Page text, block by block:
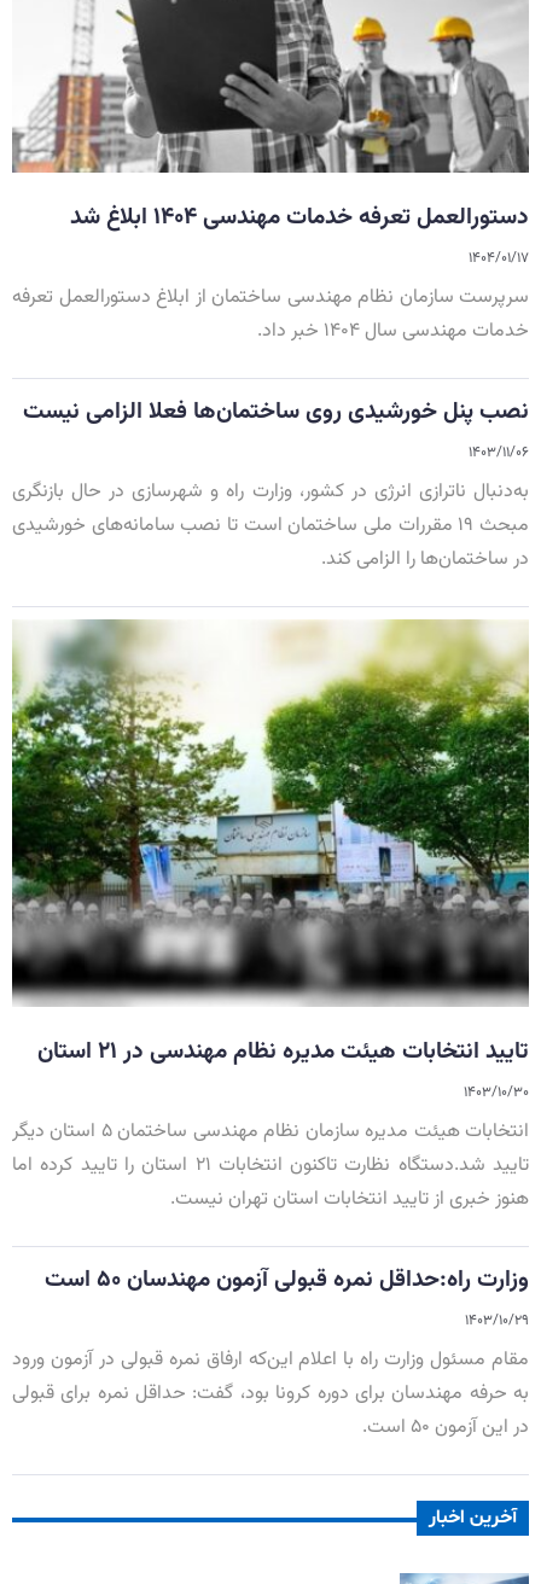
دستورالعمل تعرفه خدمات مهندسی ۱۴۰۴ ابلاغ شد
۱۴۰۴/۰۱/۱۷
سرپرست سازمان نظام مهندسی ساختمان از ابلاغ دستورالعمل تعرفه
خدمات مهندسی سال ۱۴۰۴ خبر داد.
نصب پنل خورشیدی روی ساختمان‌ها فعلا الزامی نیست
۱۴۰۳/۱۱/۰۶
به‌دنبال ناترازی انرژی در کشور، وزارت راه و شهرسازی در حال بازنگری
مبحث ۱۹ مقررات ملی ساختمان است تا نصب سامانه‌های خورشیدی
در ساختمان‌ها را الزامی کند.
تایید انتخابات هیئت مدیره نظام مهندسی در ۲۱ استان
۱۴۰۳/۱۰/۳۰
انتخابات هیئت مدیره سازمان‌ نظام مهندسی ساختمان ۵ استان دیگر
تایید شد.دستگاه نظارت تاکنون انتخابات ۲۱ استان را تایید کرده اما
هنوز خبری از تایید انتخابات استان تهران نیست.
وزارت راه:حداقل نمره قبولی آزمون مهندسان ۵۰ است
۱۴۰۳/۱۰/۲۹
مقام مسئول وزارت راه با اعلام این‌که ارفاق نمره قبولی در آزمون ورود
به حرفه مهندسان برای دوره کرونا بود، گفت: حداقل نمره برای قبولی
در این آزمون ۵۰ است.
آخرین اخبار